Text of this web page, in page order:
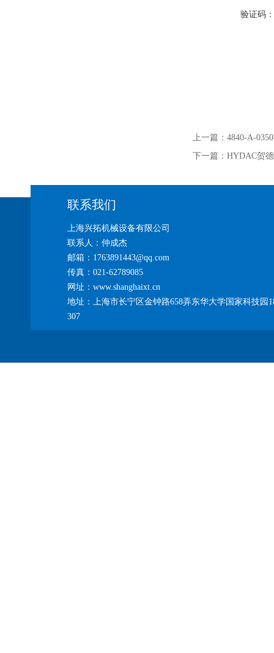
验证码：
上一篇： 4840-A-
下一篇： HYDAC贺
联系我们
上海兴拓机械设备有限公司
联系人：仲成杰
邮箱：1763891443@qq.com
传真：021-62789085
网址：www.shanghaixt.cn
地址：上海市长宁区金钟路658弄东华大学国家科技园
307